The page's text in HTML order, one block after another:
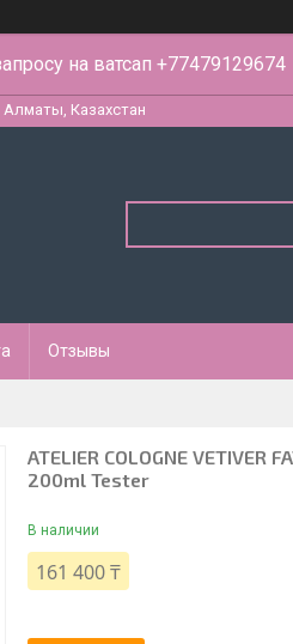
на ватсап +77479129674
Алматы, Казахстан
Отзывы
ATELIER COLOGNE VETIVER
200ml Tester
В наличии
161 400 ₸